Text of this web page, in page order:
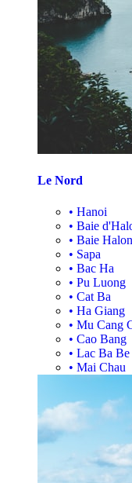
Le Nord
• Hanoi
• Baie
• Baie
• Sapa
• Bac Ha
• Pu Luong
• Cat Ba
• Ha Giang
• Mu Cang
• Cao Bang
• Lac Ba Be
• Mai Chau